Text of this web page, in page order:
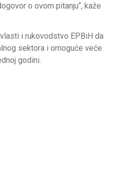
o ovom pitanju“, kaže
i rukovodstvo EPBiH da
sektora i omoguće veće
godini.